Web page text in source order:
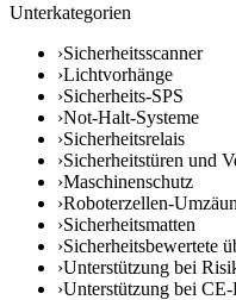
Unterkategorien
›Sicherheitsscanner
›Lichtvorhänge
›Sicherheits-SPS
›Not-Halt-Systeme
›Sicherheitsrelais
›Sicherheitstüren und
›Maschinenschutz
›Roboterzellen-
›Sicherheitsmatten
›Sicherheitsbewertete
›Unterstützung bei
›Unterstützung bei